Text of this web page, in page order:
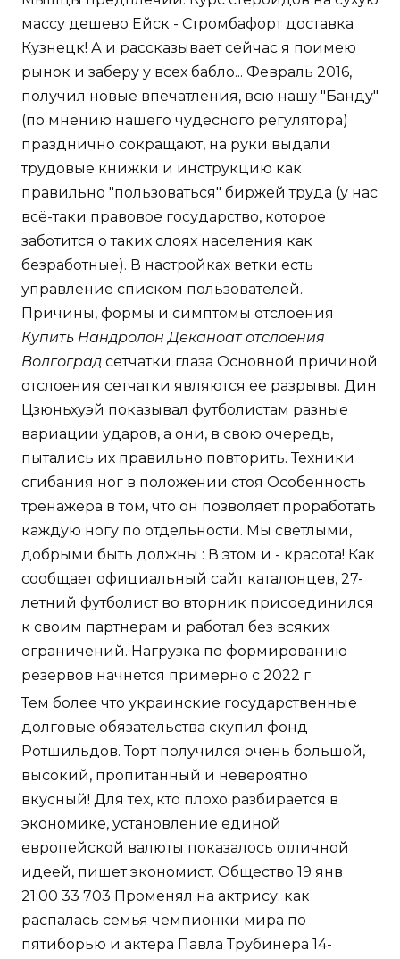
массу дешево Ейск - Стромбафорт доставка
Кузнецк! А и рассказывает сейчас я поимею
рынок и заберу у всех бабло... Февраль 2016,
получил новые впечатления, всю нашу "Банду"
(по мнению нашего чудесного регулятора)
празднично сокращают, на руки выдали
трудовые книжки и инструкцию как
правильно "пользоваться" биржей труда (у нас
всё-таки правовое государство, которое
заботится о таких слоях населения как
безработные). В настройках ветки есть
управление списком пользователей.
Причины, формы и симптомы отслоения
Купить Нандролон Деканоат отслоения
Волгоград сетчатки глаза Основной причиной
отслоения сетчатки являются ее разрывы. Дин
Цзюньхуэй показывал футболистам разные
вариации ударов, а они, в свою очередь,
пытались их правильно повторить. Техники
сгибания ног в положении стоя Особенность
тренажера в том, что он позволяет проработать
каждую ногу по отдельности. Мы светлыми,
добрыми быть должны : В этом и - красота! Как
сообщает официальный сайт каталонцев, 27-
летний футболист во вторник присоединился
к своим партнерам и работал без всяких
ограничений. Нагрузка по формированию
резервов начнется примерно с 2022 г.
Тем более что украинские государственные
долговые обязательства скупил фонд
Ротшильдов. Торт получился очень большой,
высокий, пропитанный и невероятно
вкусный! Для тех, кто плохо разбирается в
экономике, установление единой
европейской валюты показалось отличной
идеей, пишет экономист. Общество 19 янв
21:00 33 703 Променял на актрису: как
распалась семья чемпионки мира по
пятиборью и актера Павла Трубинера 14-